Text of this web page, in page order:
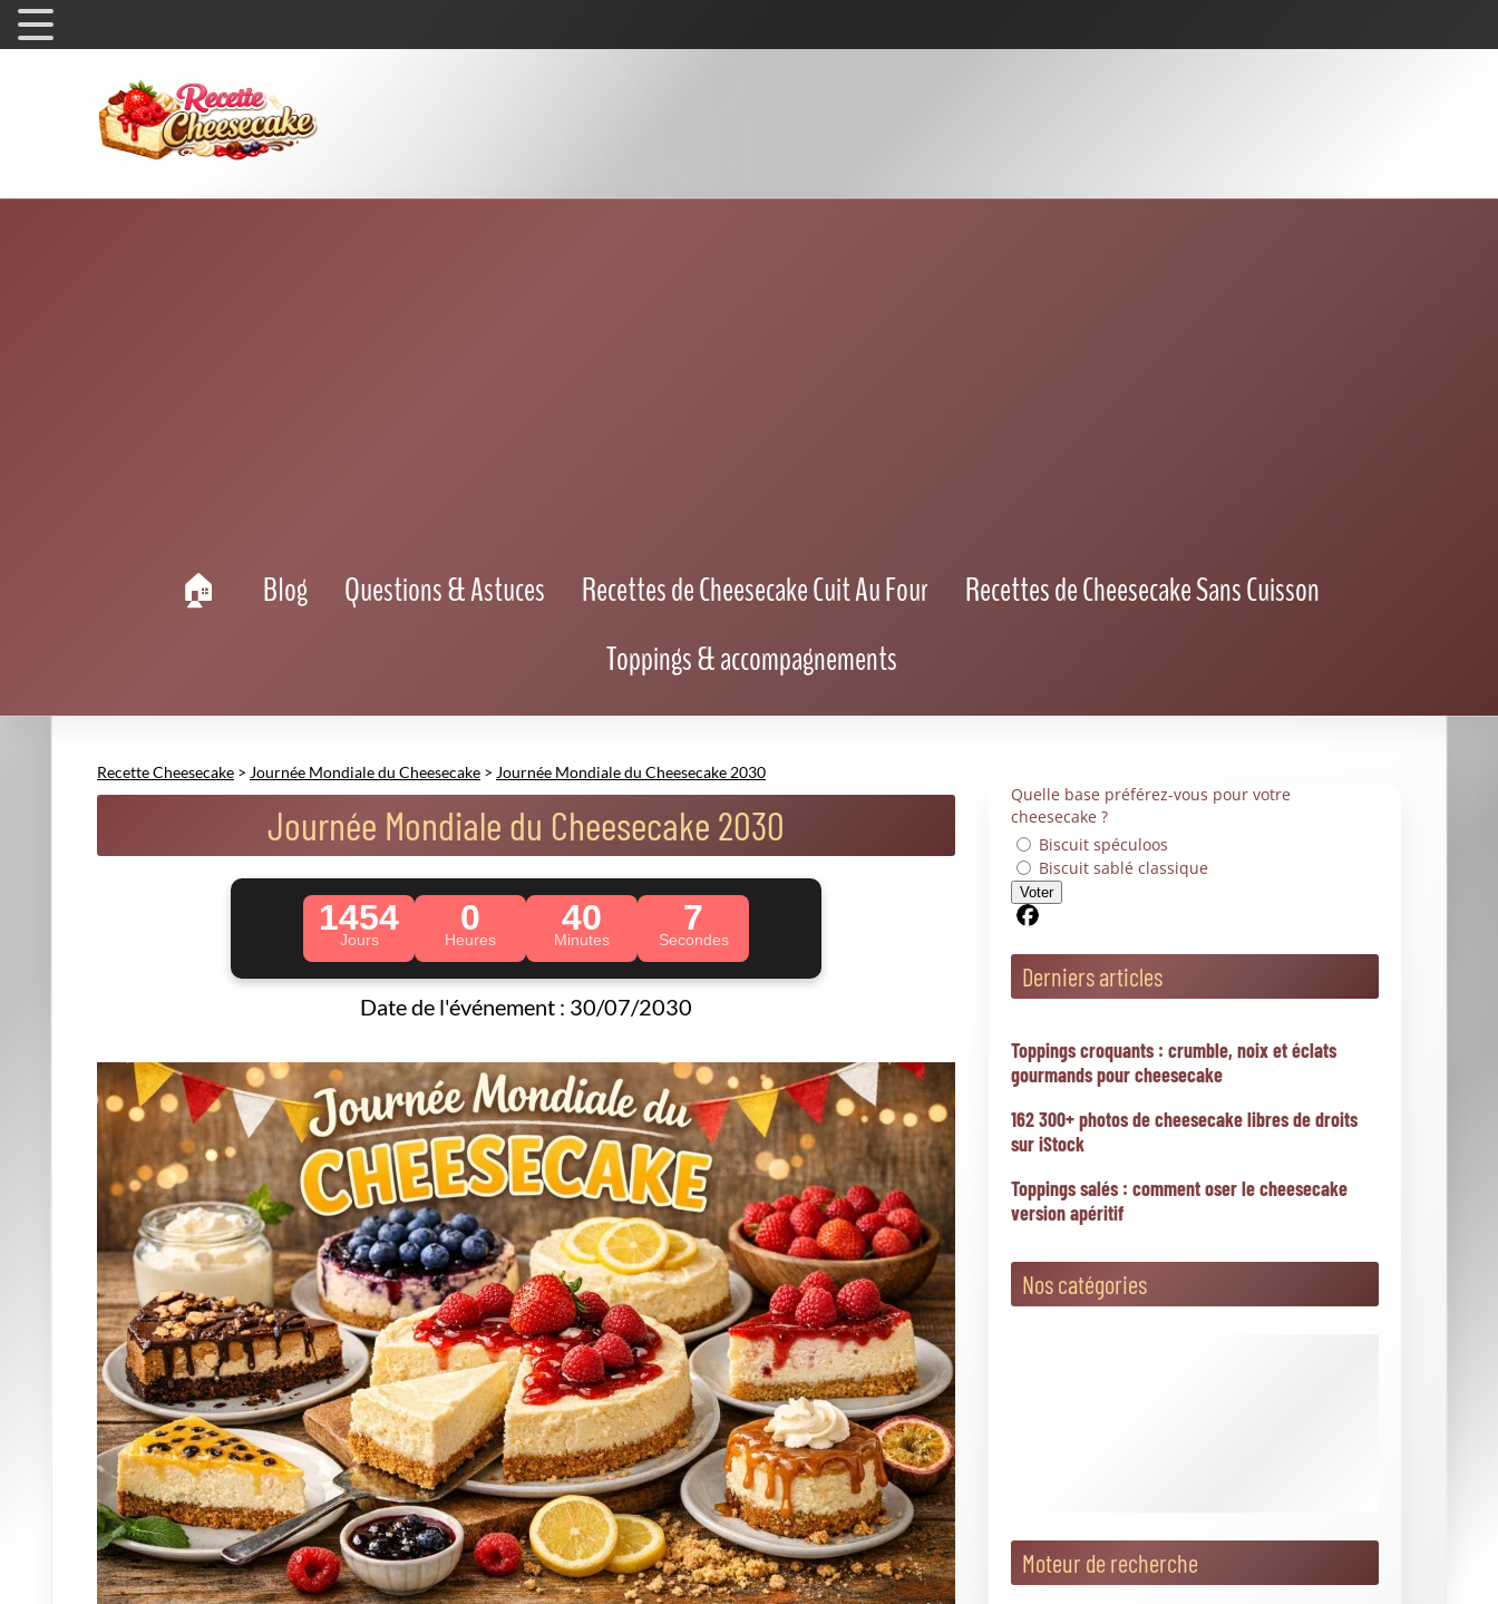
Blog Questions & Astuces Recettes de Cheesecake Cuit Au Four
Recettes de Cheesecake Sans Cuisson
Toppings & accompagnements
Recette Cheesecake > Journée Mondiale du Cheesecake > Journée Mondiale du Cheesecake 2030
Journée Mondiale du Cheesecake 2030
1454
Jours
0
Heures
40
Minutes
5
Secondes
Date de l'événement : 30/07/2030
Quelle base préférez-vous pour votre
cheesecake ?
Biscuit spéculoos
Biscuit sablé classique
Voter
Derniers articles
Toppings croquants : crumble, noix et éclats
gourmands pour cheesecake
162 300+ photos de cheesecake libres de droits
sur iStock
Toppings salés : comment oser le cheesecake
version apéritif
Nos catégories
Moteur de recherche